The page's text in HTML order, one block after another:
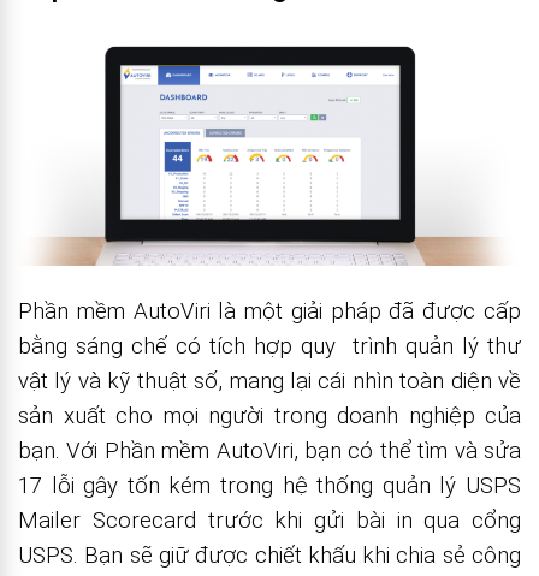
Phần mềm AutoViri là một giải pháp đã được cấp
bằng sáng chế có tích hợp quy trình quản lý thư
vật lý và kỹ thuật số, mang lại cái nhìn toàn diện về
sản xuất cho mọi người trong doanh nghiệp của
bạn. Với Phần mềm AutoViri, bạn có thể tìm và sửa
17 lỗi gây tốn kém trong hệ thống quản lý USPS
Mailer Scorecard trước khi gửi bài in qua cổng
USPS. Bạn sẽ giữ được chiết khấu khi chia sẻ công